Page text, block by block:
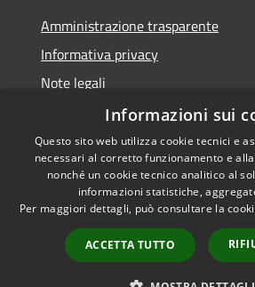
Amministrazione trasparente
Informativa privacy
Note legali
Dichiarazione di accessibilità
RSS
Accessibilità
by
Informazioni sui
Questo sito web utilizza cookie tecnici e
necessari al corretto funzionamento e
nonché un cookie tecnico analitico al
informazioni statistiche,
Per maggiori dettagli, può consultare la
ACCETTA TUTTO